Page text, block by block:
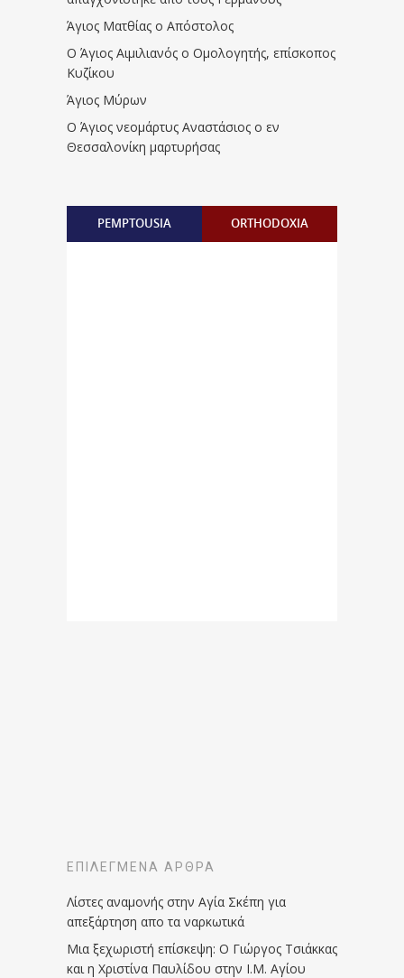
Άγιος Ματθίας ο Απόστολος
Ο Άγιος Αιμιλιανός ο Ομολογητής, επίσκοπος
Κυζίκου
Άγιος Μύρων
Ο Άγιος νεομάρτυς Αναστάσιος ο εν
Θεσσαλονίκη μαρτυρήσας
PEMPTOUSIA ORTHODOXIA
ΕΠΙΛΕΓΜΈΝΑ ΆΡΘΡΑ
Λίστες αναμονής στην Αγία Σκέπη για
απεξάρτηση απο τα ναρκωτικά
Μια ξεχωριστή επίσκεψη: Ο Γιώργος Τσιάκκας
και η Χριστίνα Παυλίδου στην Ι.Μ. Αγίου